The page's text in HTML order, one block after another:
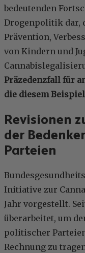
bedeutenden
Drogenpolitik dar,
Prävention,
von Kindern und
Präzedenzfall für
die diesem
Revisionen
der
Parteien
Initiative zur
Jahr vorgestellt.
überarbeitet, um
politischer
Rechnung zu